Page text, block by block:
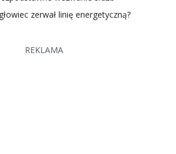
zerwał linię energetyczną?
REKLAMA